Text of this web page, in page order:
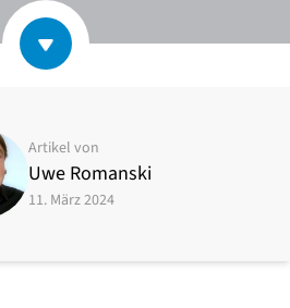
Artikel von
Uwe Romanski
11. März 2024